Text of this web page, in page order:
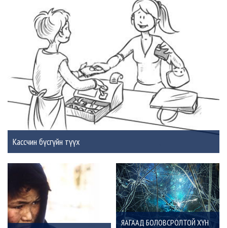
Кассчин бүсгүйн түүх
ЯАГААД БОЛОВСРОЛТОЙ ХҮН